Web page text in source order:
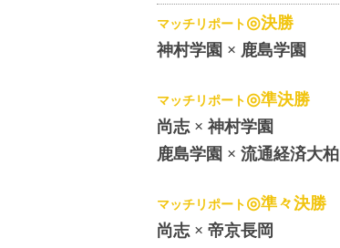
マッチリポート◎決勝
神村学園 × 鹿島学園
マッチリポート◎準決勝
尚志 × 神村学園
鹿島学園 × 流通経済大柏
マッチリポート◎準々決勝
尚志 × 帝京長岡